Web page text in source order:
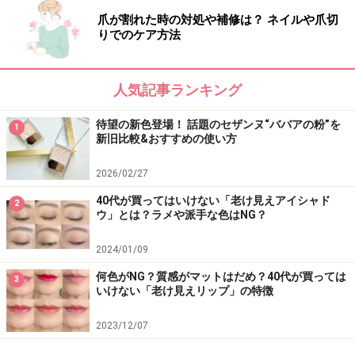
爪が割れた時の対処や補修は？ ネイルや爪切
りでのケア方法
人気記事ランキング
1
待望の新色登場！ 話題のセザンヌ“ババアの粉”を
新旧比較&おすすめの使い方
2026/02/27
2
40代が買ってはいけない「老け見えアイシャド
ウ」とは？ラメや派手な色はNG？
2024/01/09
3
何色がNG？質感がマットはだめ？40代が買っては
いけない「老け見えリップ」の特徴
2023/12/07